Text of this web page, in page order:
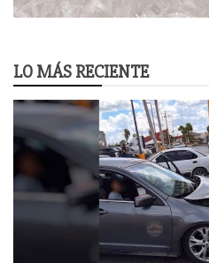
LO MÁS RECIENTE